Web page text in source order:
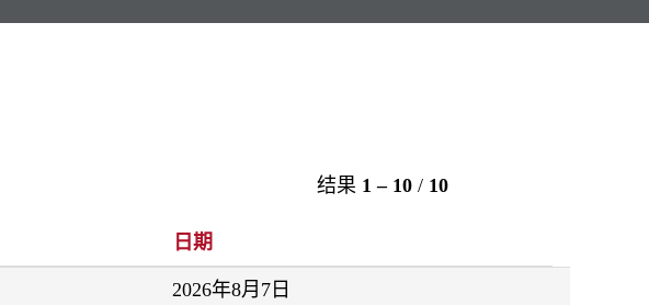
结果 1 – 10 / 10
日期
2026年8月7日